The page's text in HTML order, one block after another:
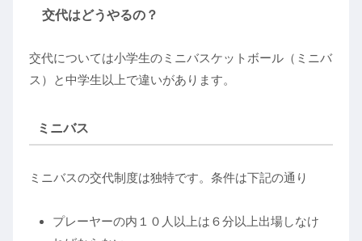
交代はどうやるの？
交代については小学生のミニバスケットボール（ミニバ
ス）と中学生以上で違いがあります。
ミニバス
ミニバスの交代制度は独特です。条件は下記の通り
プレーヤーの内１０人以上は６分以上出場しなけ